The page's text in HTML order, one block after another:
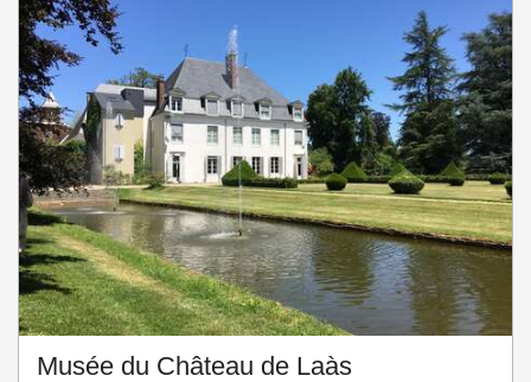
Musée du Château de Laàs